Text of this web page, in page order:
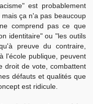
est probablement
ça n'a pas beaucoup
comprend pas ce que
identitaire" ou "les outils
preuve du contraire,
l'école publique, peuvent
droit de vote, combattent
défauts et qualités que
est ridicule.